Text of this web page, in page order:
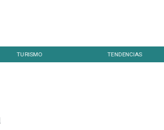
TURISMO TENDENCIAS